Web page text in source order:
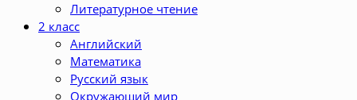
Литературное чтение
2 класс
Английский
Математика
Русский язык
Окружающий мир